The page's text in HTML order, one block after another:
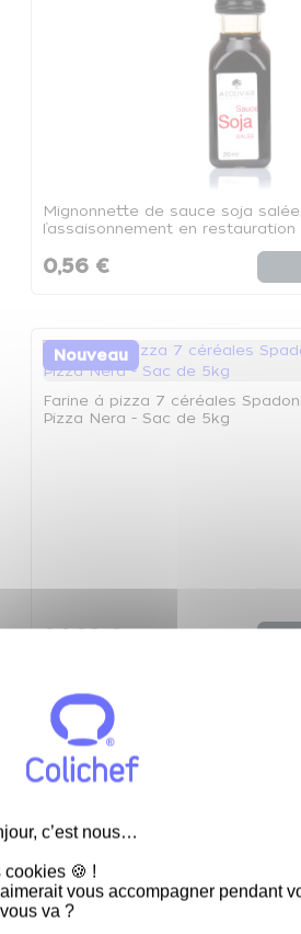
c’est nous…
cookies 🍪 !
vous accompagner pendant
va ?
Mignonnette de sauce soja
l’assaisonnement en
0,56 €
Nouveau
Farine à pizza 7 céréales
Pizza Nera - Sac de 5kg
24,33 €
Nouveau
Graisse de boeuf -Caisse de
52,45 €
Nouveau